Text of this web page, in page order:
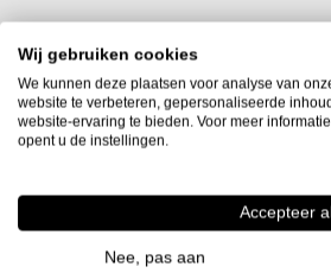
Filter op
Stukprijs
€ 0,00-€ 9,99
€ 10,00-€ 19,99
€ 20,00-€ 29,99
Wij gebruiken cookies
We kunnen deze plaatsen voor analyse van
website te verbeteren, gepersonaliseerde
website-ervaring te bieden. Voor meer
opent u de instellingen.
Accepteer
Nee, pas aan